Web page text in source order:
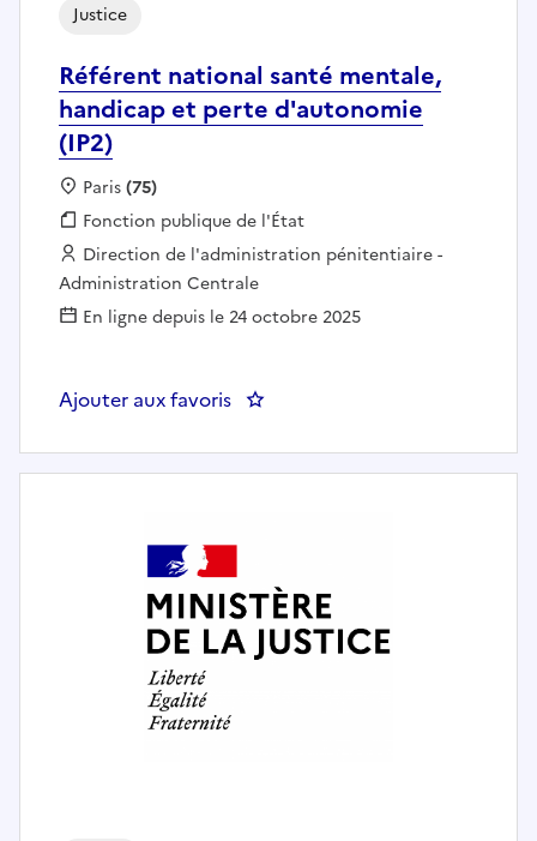
Référent national santé mentale,
handicap et perte d'autonomie
(IP2)
Justice
Localisation :
Paris(75)
Fonction publique :
Fonction publique de l'État
Employeur :
Direction de l'administration pénitentiaire -
Administration Centrale
En ligne depuis le 24 octobre 2025
Ajouter aux favoris